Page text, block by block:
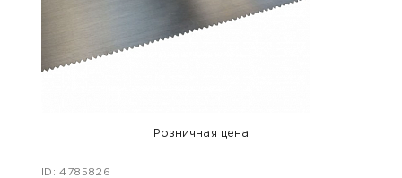
Розничная цена
ID: 4785826